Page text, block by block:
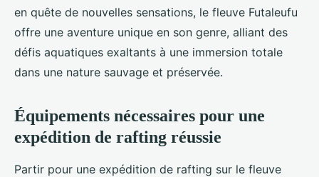
en quête de nouvelles sensations, le fleuve Futaleufu
offre une aventure unique en son genre, alliant des
défis aquatiques exaltants à une immersion totale
dans une nature sauvage et préservée.
Équipements nécessaires pour une
expédition de rafting réussie
Partir pour une expédition de rafting sur le fleuve